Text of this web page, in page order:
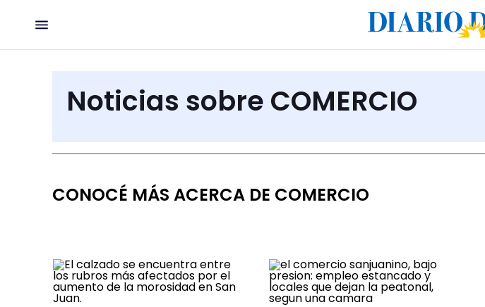
Noticias sobre COMERCIO
CONOCÉ MÁS ACERCA DE COMERCIO